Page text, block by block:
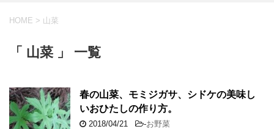
HOME > 山菜
「 山菜 」 一覧
春の山菜、モミジガサ、シドケの美味し
いおひたしの作り方。
2018/04/21 -お野菜